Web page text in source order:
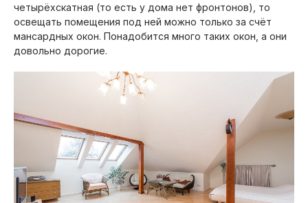
четырёхскатная (то есть у дома нет фронтонов), то
освещать помещения под ней можно только за счёт
мансардных окон. Понадобится много таких окон, а они
довольно дорогие.